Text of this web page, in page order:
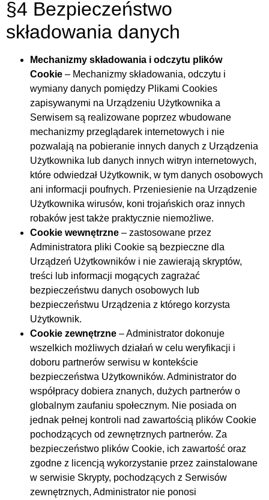
§4 Bezpieczeństwo
składowania danych
Mechanizmy składowania i odczytu plików
Cookie – Mechanizmy składowania, odczytu i
wymiany danych pomiędzy Plikami Cookies
zapisywanymi na Urządzeniu Użytkownika a
Serwisem są realizowane poprzez wbudowane
mechanizmy przeglądarek internetowych i nie
pozwalają na pobieranie innych danych z Urządzenia
Użytkownika lub danych innych witryn internetowych,
które odwiedzał Użytkownik, w tym danych osobowych
ani informacji poufnych. Przeniesienie na Urządzenie
Użytkownika wirusów, koni trojańskich oraz innych
robaków jest także praktycznie niemożliwe.
Cookie wewnętrzne – zastosowane przez
Administratora pliki Cookie są bezpieczne dla
Urządzeń Użytkowników i nie zawierają skryptów,
treści lub informacji mogących zagrażać
bezpieczeństwu danych osobowych lub
bezpieczeństwu Urządzenia z którego korzysta
Użytkownik.
Cookie zewnętrzne – Administrator dokonuje
wszelkich możliwych działań w celu weryfikacji i
doboru partnerów serwisu w kontekście
bezpieczeństwa Użytkowników. Administrator do
współpracy dobiera znanych, dużych partnerów o
globalnym zaufaniu społecznym. Nie posiada on
jednak pełnej kontroli nad zawartością plików Cookie
pochodzących od zewnętrznych partnerów. Za
bezpieczeństwo plików Cookie, ich zawartość oraz
zgodne z licencją wykorzystanie przez zainstalowane
w serwisie Skrypty, pochodzących z Serwisów
zewnętrznych, Administrator nie ponosi